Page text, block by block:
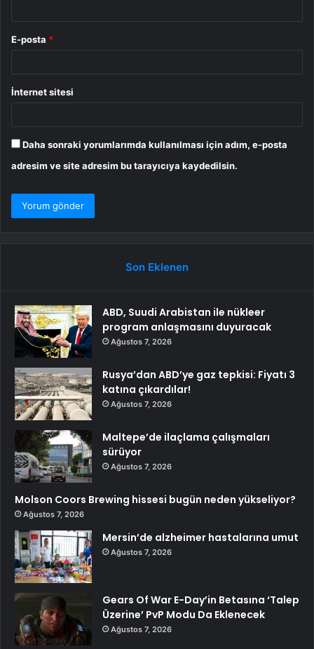
E-posta *
İnternet sitesi
Daha sonraki yorumlarımda kullanılması için adım, e-posta
adresim ve site adresim bu tarayıcıya kaydedilsin.
Son Eklenen
ABD, Suudi Arabistan ile nükleer
program anlaşmasını duyuracak
Ağustos 7, 2026
Rusya’dan ABD’ye gaz tepkisi: Fiyatı 3
katına çıkardılar!
Ağustos 7, 2026
Maltepe’de ilaçlama çalışmaları
sürüyor
Ağustos 7, 2026
Molson Coors Brewing hissesi bugün neden yükseliyor?
Ağustos 7, 2026
Mersin’de alzheimer hastalarına umut
Ağustos 7, 2026
Gears Of War E-Day’in Betasına ‘Talep
Üzerine’ PvP Modu Da Eklenecek
Ağustos 7, 2026